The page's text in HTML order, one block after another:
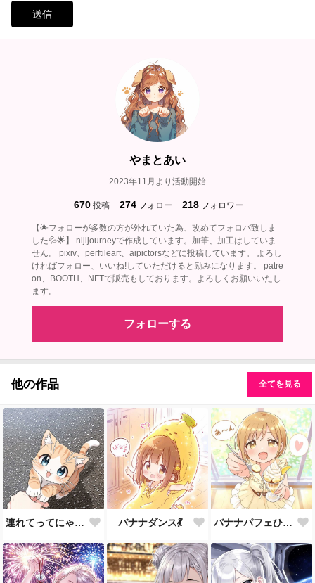
送信
やまとあい
2023年11月より活動開始
670 投稿 274 フォロー 218 フォロワー
【🌟フォローが多数の方が外れていた為、改めてフォロバ致しま
した💦🌟】 nijijourneyで作成しています。加筆、加工はしていま
せん。 pixiv、perftileart、aipictorsなどに投稿しています。 よろし
ければフォロー、いいね!していただけると励みになります。 patre
on、BOOTH、NFTで販売もしております。よろしくお願いいたし
ます。
フォローする
他の作品 全てを見る
連れてってにゃ～🐾 バナナダンス💃 バナナパフェひとくちあげる♪